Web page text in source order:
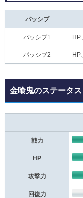
パッシブ
パッシブ1 HP
パッシブ2 HP
金喰鬼のステータス
戦力
HP
攻撃力
回復力